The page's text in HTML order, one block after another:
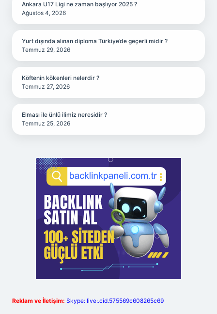
Ankara U17 Ligi ne zaman başlıyor 2025 ?
Ağustos 4, 2026
Yurt dışında alınan diploma Türkiye’de geçerli midir ?
Temmuz 29, 2026
Köftenin kökenleri nelerdir ?
Temmuz 27, 2026
Elması ile ünlü ilimiz neresidir ?
Temmuz 25, 2026
Reklam ve İletişim: Skype: live:.cid.575569c608265c69